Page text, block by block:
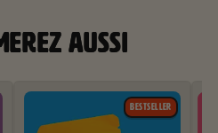
AUSSI
BESTSELLER